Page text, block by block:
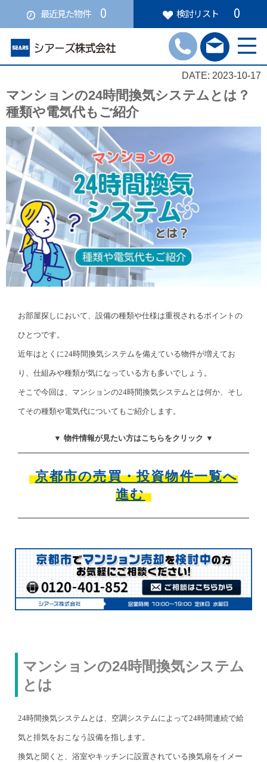
最近見た物件 0 検討リスト 0
DATE: 2023-10-17
マンションの24時間換気システムとは？
種類や電気代もご紹介
お部屋探しにおいて、設備の種類や仕様は重視されるポイントの
ひとつです。
近年はとくに24時間換気システムを備えている物件が増えてお
り、仕組みや種類が気になっている方も多いでしょう。
そこで今回は、マンションの24時間換気システムとは何か、そし
てその種類や電気代についてもご紹介します。
▼ 物件情報が見たい方はこちらをクリック ▼
京都市の売買・投資物件一覧へ
進む
マンションの24時間換気システム
とは
24時間換気システムとは、空調システムによって24時間連続で給
気と排気をおこなう設備を指します。
換気と聞くと、浴室やキッチンに設置されている換気扇をイメー